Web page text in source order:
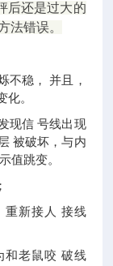
后还是过大的
法错误。
不稳， 并且，
。
现信 号线出现
被破坏，与内
值跳变。
重新接人 接线
和老鼠咬 破线